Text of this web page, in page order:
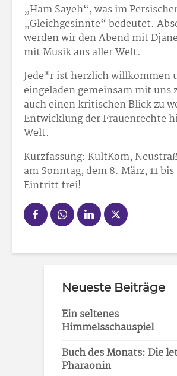
„Ham Sayeh“, was im
„Gleichgesinnte“ bedeutet.
werden wir den Abend mit
mit Musik aus aller Welt.
Jede*r ist herzlich willkommen
eingeladen gemeinsam mit uns
auch einen kritischen Blick zu
Entwicklung der Frauenrechte
Welt.
Kurzfassung: KultKom,
am Sonntag, dem 8. März, 11
Eintritt frei!
Neueste Beiträge
Ein seltenes
Himmelsschauspiel
Buch des Monats: Die
Pharaonin